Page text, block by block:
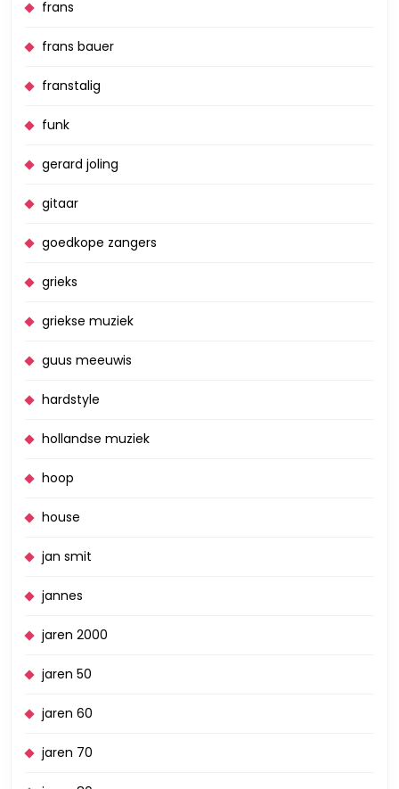
frans
frans bauer
franstalig
funk
gerard joling
gitaar
goedkope zangers
grieks
griekse muziek
guus meeuwis
hardstyle
hollandse muziek
hoop
house
jan smit
jannes
jaren 2000
jaren 50
jaren 60
jaren 70